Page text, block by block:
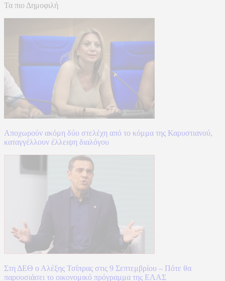
Τα πιο Δημοφιλή
Αποχωρούν ακόμη δύο στελέχη από το κόμμα της Καρυστιανού,
καταγγέλλουν έλλειψη διαλόγου
Στη ΔΕΘ ο Αλέξης Τσίπρας στις 9 Σεπτεμβρίου – Πότε θα
παρουσιάσει το οικονομικό πρόγραμμα της ΕΛΑΣ